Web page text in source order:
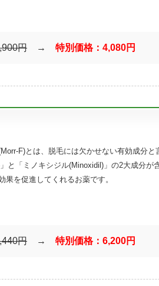
円 → 特別価格：4,080円
F)とは、脱毛には欠かせない有効成分
と「ミノキシジル(Minoxidil)」の2大成分が
果を促進してくれるお薬です。
円 → 特別価格：6,200円